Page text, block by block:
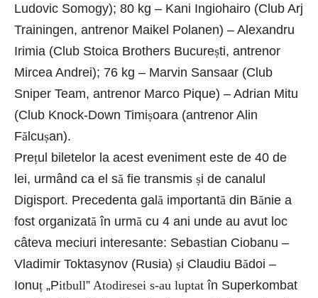
Ludovic Somogy); 80 kg – Kani Ingiohairo (Club Arj
Trainingen, antrenor Maikel Polanen) – Alexandru
Irimia (Club Stoica Brothers București, antrenor
Mircea Andrei); 76 kg – Marvin Sansaar (Club
Sniper Team, antrenor Marco Pique) – Adrian Mitu
(Club Knock-Down Timișoara (antrenor Alin
Fălcușan).
Prețul biletelor la acest eveniment este de 40 de
lei, urmând ca el să fie transmis și de canalul
Digisport. Precedenta gală importantă din Bănie a
fost organizată în urmă cu 4 ani unde au avut loc
câteva meciuri interesante: Sebastian Ciobanu –
Vladimir Toktasynov (Rusia) și Claudiu Bădoi –
Ionuț „Pitbull” Atodiresei s-au luptatîn Superkombat